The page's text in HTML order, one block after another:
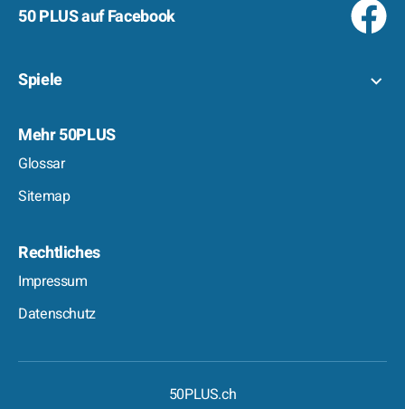
50 PLUS auf Facebook
Spiele
Mehr 50PLUS
Glossar
Sitemap
Rechtliches
Impressum
Datenschutz
50PLUS.ch